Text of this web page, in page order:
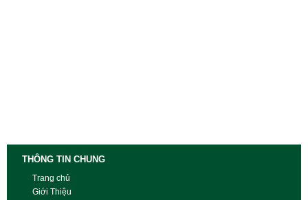
THÔNG TIN CHUNG
Trang chủ
Giới Thiệu